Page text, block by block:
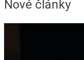
Nové články